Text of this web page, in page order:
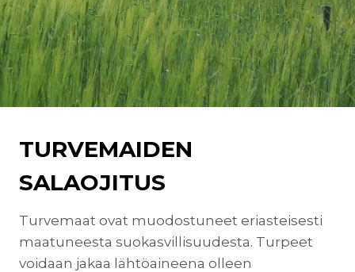
TURVEMAIDEN
SALAOJITUS
Turvemaat ovat muodostuneet eriasteisesti
maatuneesta suokasvillisuudesta. Turpeet
voidaan jakaa lähtöaineena olleen